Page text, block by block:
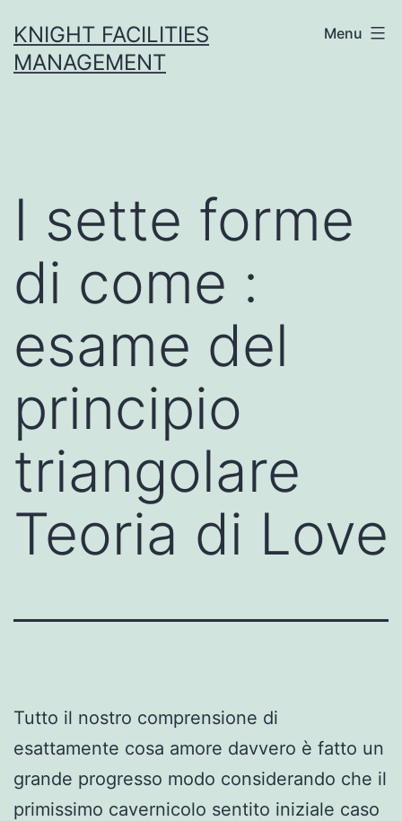
to
content
KNIGHT FACILITIES
MANAGEMENT
Menu
I sette forme
di come :
esame del
principio
triangolare
Teoria di Love
Tutto il nostro comprensione di
esattamente cosa amore davvero è fatto un
grande progresso modo considerando che il
primissimo cavernicolo sentito iniziale caso